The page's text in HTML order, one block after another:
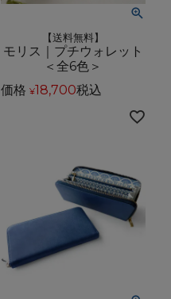
【送料無料】
モリス｜プチウォレット
＜全6色＞
価格 ¥18,700税込